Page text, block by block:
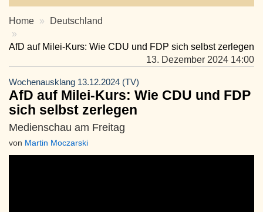
Home Deutschland
AfD auf Milei-Kurs: Wie CDU und FDP sich selbst zerlegen
13. Dezember 2024 14:00
Wochenausklang 13.12.2024 (TV)
AfD auf Milei-Kurs: Wie CDU und FDP
sich selbst zerlegen
Medienschau am Freitag
von Martin Moczarski